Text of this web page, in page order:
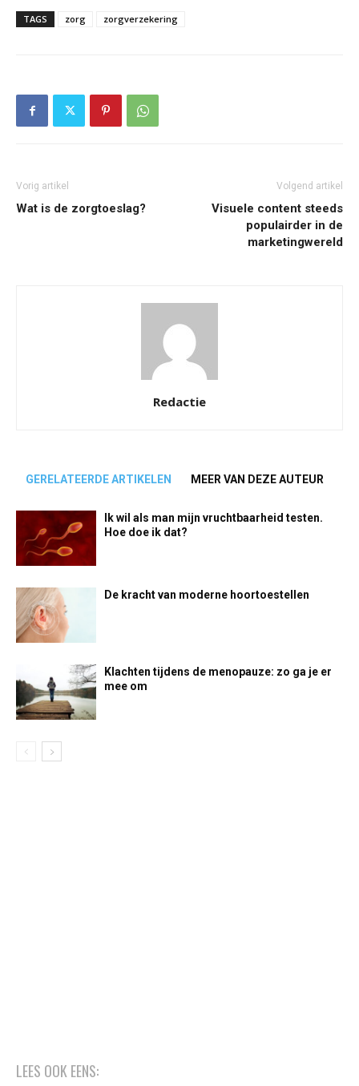
TAGS zorg zorgverzekering
Vorig artikel
Wat is de zorgtoeslag?
Volgend artikel
Visuele content steeds
populairder in de
marketingwereld
Redactie
GERELATEERDE ARTIKELEN MEER VAN DEZE AUTEUR
Ik wil als man mijn vruchtbaarheid testen.
Hoe doe ik dat?
De kracht van moderne hoortoestellen
Klachten tijdens de menopauze: zo ga je er
mee om
LEES OOK EENS: